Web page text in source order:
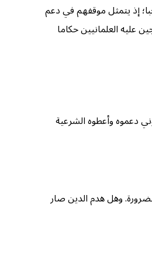
إذ يتمثل موقفهم في دعم
عليه العلمانيين حكاما
دعموه وأعطوه الشرعية
وهل هدم الدين صار